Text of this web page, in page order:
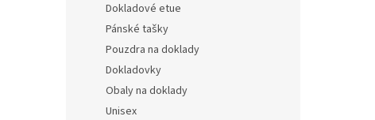
Dokladové etue
Pánské tašky
Pouzdra na doklady
Dokladovky
Obaly na doklady
Unisex